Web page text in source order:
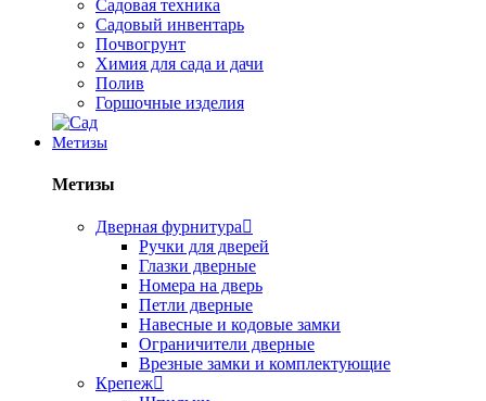
Садовая техника
Садовый инвентарь
Почвогрунт
Химия для сада и дачи
Полив
Горшочные изделия
Метизы
Метизы
Дверная фурнитура
Ручки для дверей
Глазки дверные
Номера на дверь
Петли дверные
Навесные и кодовые замки
Ограничители дверные
Врезные замки и комплектующие
Крепеж